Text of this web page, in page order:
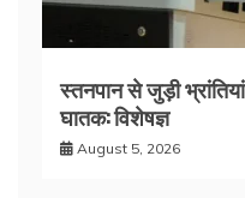
स्तनपान से जुड़ी
घातक: विशेषज्ञ
August 5, 2026